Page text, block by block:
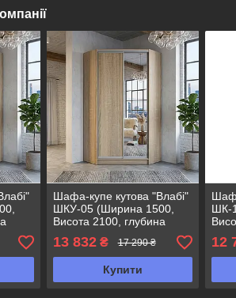
Шафа-купе кутова "Влабі"
ШКУ-05 (Ширина 1500,
Висота 2100, глубина
1500)
13 832₴ 17 290 ₴
Купити
ШК-
12